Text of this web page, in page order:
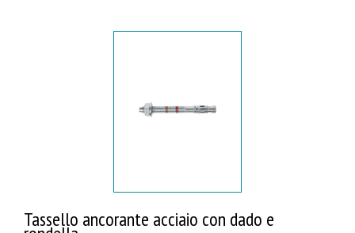
Tassello ancorante acciaio con dado e